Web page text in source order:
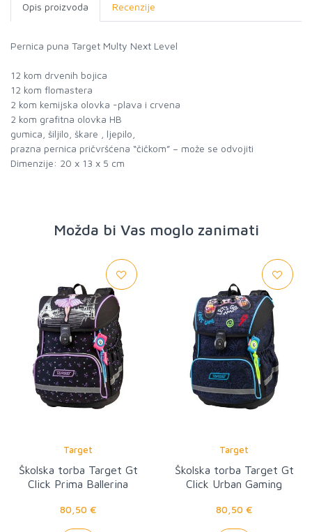
Opis proizvoda Recenzije
Pernica puna Target Multy Next Level
12 kom drvenih bojica
12 kom flomastera
2 kom kemijska olovka -plava i crvena
2 kom grafitna olovka HB
gumica, šiljilo, škare , ljepilo,
prazna pernica pričvršćena “čičkom” – može se odvojiti
Dimenzije: 20 x 13 x 5 cm
Možda bi Vas moglo zanimati
Target
Školska torba Target Gt
Click Prima Ballerina
80,50 €
Target
Školska torba Target Gt
Click Urban Gaming
80,50 €